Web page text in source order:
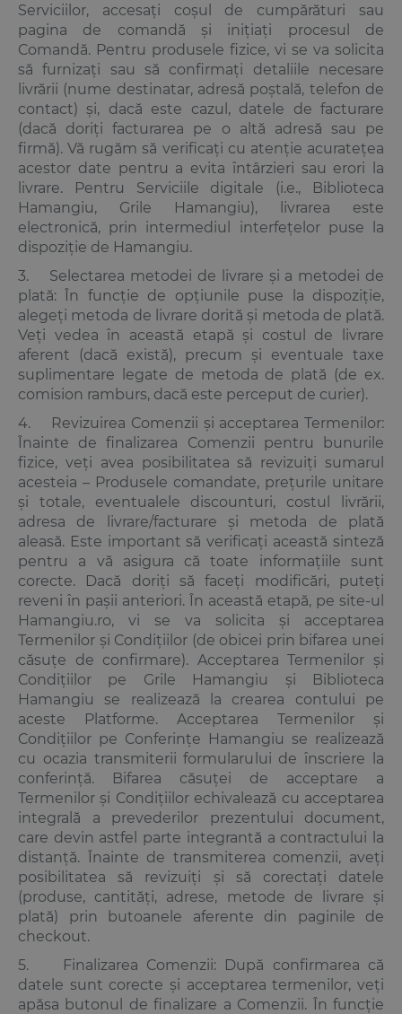
Serviciilor, accesați coșul de cumpărături sau
pagina de comandă și inițiați procesul de
Comandă. Pentru produsele fizice, vi se va solicita
să furnizați sau să confirmați detaliile necesare
livrării (nume destinatar, adresă poștală, telefon de
contact) și, dacă este cazul, datele de facturare
(dacă doriți facturarea pe o altă adresă sau pe
firmă). Vă rugăm să verificați cu atenție acuratețea
acestor date pentru a evita întârzieri sau erori la
livrare. Pentru Serviciile digitale (i.e., Biblioteca
Hamangiu, Grile Hamangiu), livrarea este
electronică, prin intermediul interfețelor puse la
dispoziție de Hamangiu.
3. Selectarea metodei de livrare și a metodei de
plată: În funcție de opțiunile puse la dispoziție,
alegeți metoda de livrare dorită și metoda de plată.
Veți vedea în această etapă și costul de livrare
aferent (dacă există), precum și eventuale taxe
suplimentare legate de metoda de plată (de ex.
comision ramburs, dacă este perceput de curier).
4. Revizuirea Comenzii și acceptarea Termenilor:
Înainte de finalizarea Comenzii pentru bunurile
fizice, veți avea posibilitatea să revizuiți sumarul
acesteia – Produsele comandate, prețurile unitare
și totale, eventualele discounturi, costul livrării,
adresa de livrare/facturare și metoda de plată
aleasă. Este important să verificați această sinteză
pentru a vă asigura că toate informațiile sunt
corecte. Dacă doriți să faceți modificări, puteți
reveni în pașii anteriori. În această etapă, pe site-ul
Hamangiu.ro, vi se va solicita și acceptarea
Termenilor și Condițiilor (de obicei prin bifarea unei
căsuțe de confirmare). Acceptarea Termenilor și
Condițiilor pe Grile Hamangiu și Biblioteca
Hamangiu se realizează la crearea contului pe
aceste Platforme. Acceptarea Termenilor și
Condițiilor pe Conferințe Hamangiu se realizează
cu ocazia transmiterii formularului de înscriere la
conferință. Bifarea căsuței de acceptare a
Termenilor și Condițiilor echivalează cu acceptarea
integrală a prevederilor prezentului document,
care devin astfel parte integrantă a contractului la
distanță. Înainte de transmiterea comenzii, aveți
posibilitatea să revizuiți și să corectați datele
(produse, cantități, adrese, metode de livrare și
plată) prin butoanele aferente din paginile de
checkout.
5. Finalizarea Comenzii: După confirmarea că
datele sunt corecte și acceptarea termenilor, veți
apăsa butonul de finalizare a Comenzii. În funcție